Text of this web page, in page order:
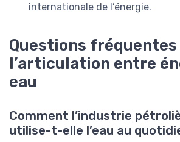
internationale de l’énergie.
Questions
l’articulation entre
eau
Comment l’industrie
utilise-t-elle l’eau au